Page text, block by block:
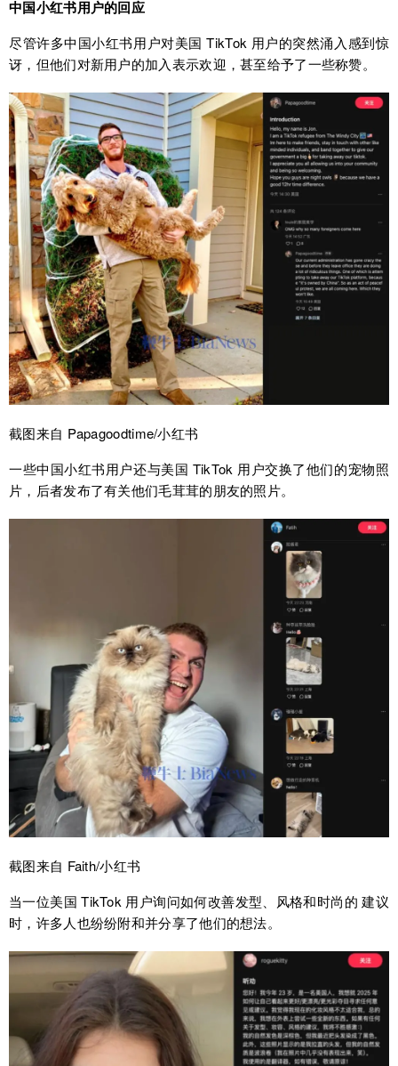
中国小红书用户的回应
尽管许多中国小红书用户对美国 TikTok 用户的突然涌入感到惊
讶，但他们对新用户的加入表示欢迎，甚至给予了一些称赞。
截图来自 Papagoodtime/小红书
一些中国小红书用户还与美国 TikTok 用户交换了他们的宠物照
片，后者发布了有关他们毛茸茸的朋友的照片。
截图来自 Faith/小红书
当一位美国 TikTok 用户询问如何改善发型、风格和时尚的 建议
时，许多人也纷纷附和并分享了他们的想法。